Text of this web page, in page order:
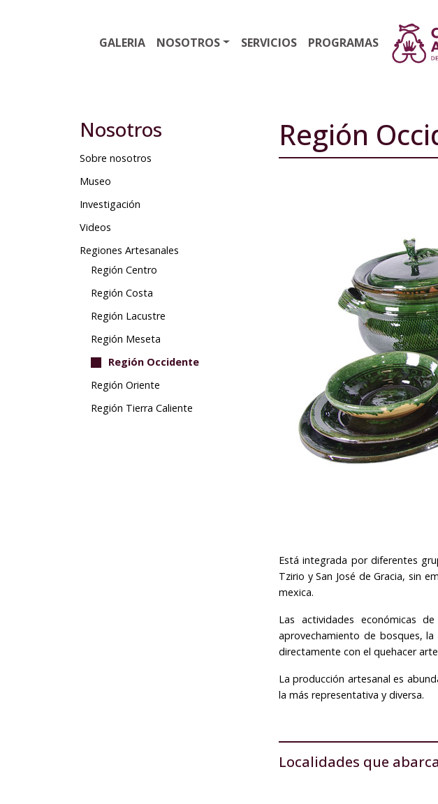
GALERIA NOSOTROS SERVICIOS PROGRAMAS
Nosotros
Sobre nosotros
Museo
Investigación
Videos
Regiones Artesanales
Región Centro
Región Costa
Región Lacustre
Región Meseta
Región Occidente
Región Oriente
Región Tierra Caliente
Región
Está integrada por diferentes
Tzirio y San José de Gracia, sin
mexica.
Las actividades económicas
aprovechamiento de bosques,
directamente con el quehacer
La producción artesanal es
la más representativa y diversa.
Localidades que abarca